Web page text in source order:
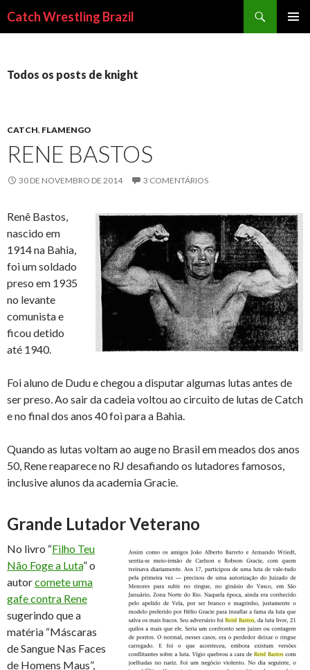
Catch Wrestling Brazil
CONTEÚDO
Todos os posts de knight
CATCH, FLAMENGO
RENE BASTOS
30 DE NOVEMBRO DE 2014 3 COMENTÁRIOS
Renê Bastos,
nascido em
1914 na Bahia,
foi um soldado
preso em 1935
no levante
comunista e
ficou detido
até 1940.
Foi aluno de Dudu e chegou a disputar algumas lutas antes de
ser preso. Ao sair da cadeia voltou ao circuito de lutas de Catch
e no final dos anos 40 foi para a Bahia.
Quando as lutas voltam ao auge no Brasil em meados dos anos
50, Rene reaparece no RJ desafiando os lutadores famosos,
inclusive alunos da academia Gracie.
Grande Lutador Veterano
No livro “Filho Teu
Não Foge a Luta” o
autorcomete uma
gafe contra Rene
sugerindo que a
matéria “Máscaras
de Sangue Nas Faces
de Homens Maus”,